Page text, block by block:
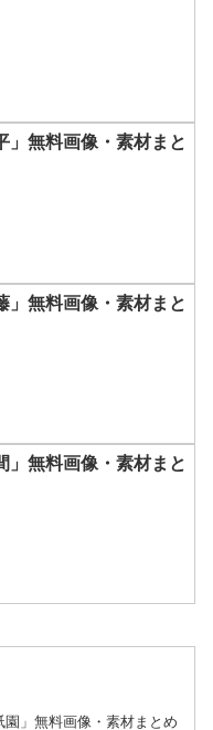
」無料画像・素材まと
」無料画像・素材まと
」無料画像・素材まと
園」無料画像・素材まとめ